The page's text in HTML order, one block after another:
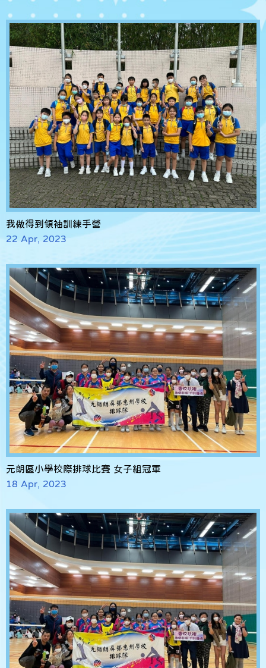
我做得到領袖訓練手營
22 Apr, 2023
元朗區小學校際排球比賽 女子組冠軍
18 Apr, 2023